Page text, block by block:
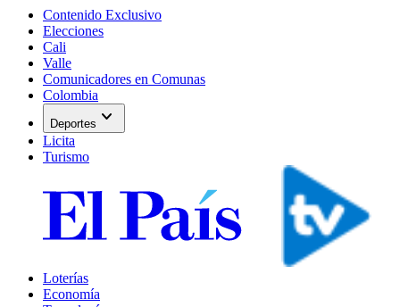
Contenido Exclusivo
Elecciones
Cali
Valle
Comunicadores en Comunas
Colombia
Deportes expand_more
Licita
Turismo
Loterías
Economía